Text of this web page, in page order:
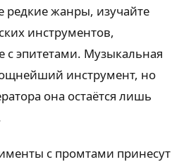
жанры, изучайте
инструментов,
с эпитетами. Музыкальная
инструмент, но
она остаётся лишь
с промтами принесут